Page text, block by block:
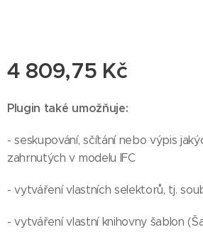
4 809,75 Kč
Plugin také umožňuje:
- seskupování, sčítání nebo výpis
zahrnutých v modelu IFC
- vytváření vlastních selektorů, tj.
- vytváření vlastní knihovny šablon